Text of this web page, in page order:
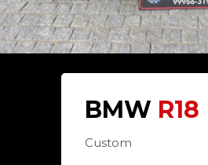
BMW R18
Custom